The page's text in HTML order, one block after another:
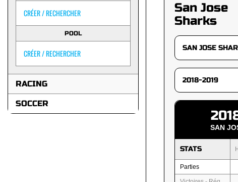
CRÉER / RECHERCHER
POOL
CRÉER / RECHERCHER
RACING
SOCCER
San Jose
Sharks
SAN
STATS
Parties